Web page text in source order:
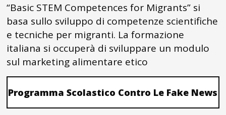
“Basic STEM Competences for Migrants” si
basa sullo sviluppo di competenze scientifiche
e tecniche per migranti. La formazione
italiana si occuperà di sviluppare un modulo
sul marketing alimentare etico
Programma Scolastico Contro Le Fake News